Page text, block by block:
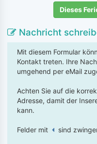
Dieses
Nachricht
Mit diesem Formular
Kontakt treten. Ihre
umgehend per eMail
Achten Sie auf die
Adresse, damit der
kann.
Felder mit sind